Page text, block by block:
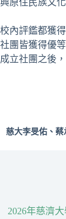
原住民族文化
內評鑑都獲
團皆獲得優
社團之後
慈大李旻佑、蔡
2026年慈濟